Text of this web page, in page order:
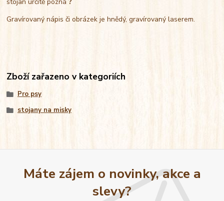
Gravírovaný nápis či obrázek je hnědý, gravírovaný laserem.
Zboží zařazeno v kategoriích
Pro psy
stojany na misky
Máte zájem o novinky, akce a
slevy?